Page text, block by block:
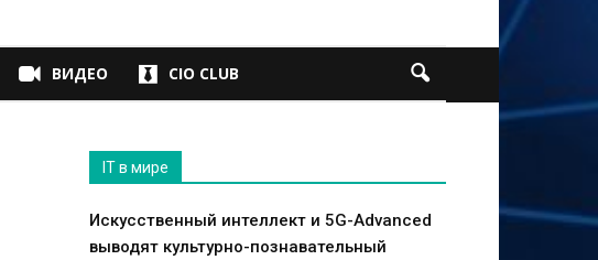
ВИДЕО CIO CLUB
IT в мире
Искусственный интеллект и 5G-Advanced
выводят культурно-познавательный